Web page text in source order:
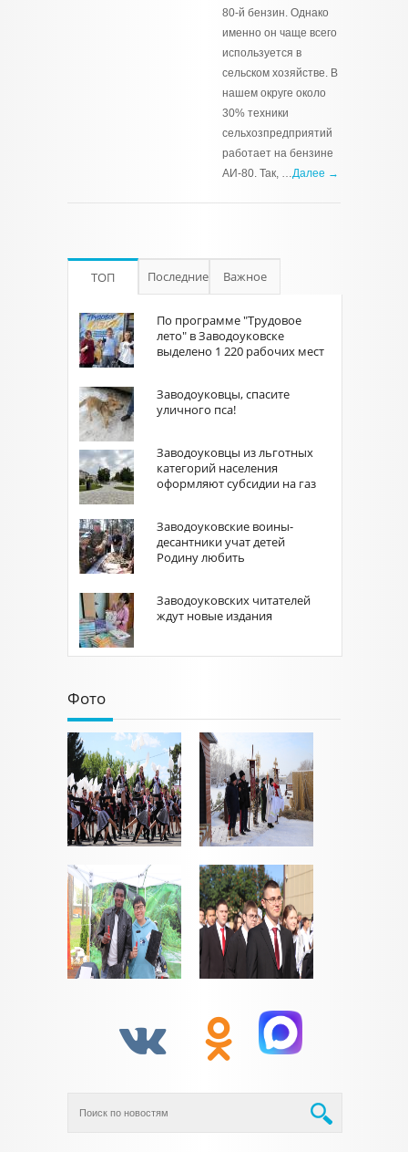
80-й бензин. Однако
именно он чаще всего
используется в
сельском хозяйстве. В
нашем округе около
30% техники
сельхозпредприятий
работает на бензине
АИ-80. Так, …Далее →
ТОП Последние Важное
По программе "Трудовое
лето" в Заводоуковске
выделено 1 220 рабочих мест
Заводоуковцы, спасите
уличного пса!
Заводоуковцы из льготных
категорий населения
оформляют субсидии на газ
Заводоуковские воины-
десантники учат детей
Родину любить
Заводоуковских читателей
ждут новые издания
Фото